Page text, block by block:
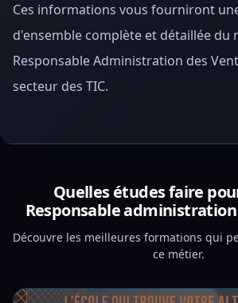
Ces informations vous fourniront
d'ensemble complète et détaillée du
Responsable Administration des
secteur des TIC.
Quelles études faire
Responsable administration
Découvre les meilleures formations qui
ce métier.